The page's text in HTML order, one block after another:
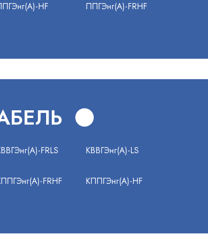
HF
ППГЭнг(А)-FRHF
FRLS КВВГЭнг(А)-LS
FRHF
КППГЭнг(А)-HF